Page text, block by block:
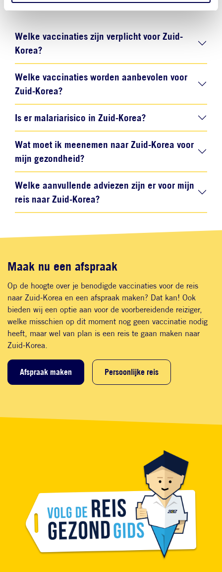
Zuid-Korea.
Welke vaccinaties zijn verplicht voor Zuid-
Korea?
Welke vaccinaties worden aanbevolen voor
Zuid-Korea?
Is er malariarisico in Zuid-Korea?
Wat moet ik meenemen naar Zuid-Korea voor
mijn gezondheid?
Welke aanvullende adviezen zijn er voor mijn
reis naar Zuid-Korea?
Maak nu een afspraak
Op de hoogte over je benodigde vaccinaties voor de reis
naar Zuid-Korea en een afspraak maken? Dat kan! Ook
bieden wij een optie aan voor de voorbereidende reiziger,
welke misschien op dit moment nog geen vaccinatie nodig
heeft, maar wel van plan is een reis te gaan maken naar
Zuid-Korea.
Afspraak maken Persoonlijke reis